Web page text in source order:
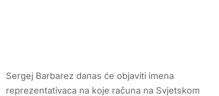
Sergej Barbarez danas će objaviti imena
reprezentativaca na koje računa na Svjetskom